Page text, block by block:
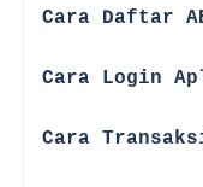
Cara Daftar
Cara Login
Cara